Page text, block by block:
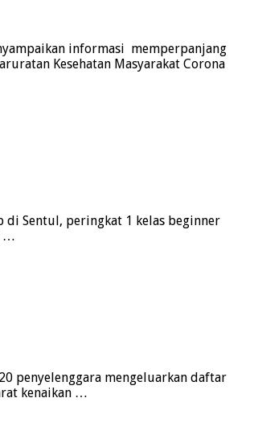
informasi memperpanjang
Kesehatan Masyarakat Corona
di Sentul, peringkat 1 kelas beginner
…
penyelenggara mengeluarkan daftar
kenaikan …